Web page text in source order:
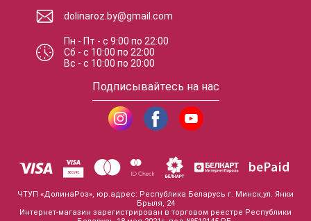
dolinaroz.by@gmail.com
Пн - Пт -с 9:00по 22:00
Сб -с 10:00по 22:00
Вс -с 10:00по 20:00
Подписывайтесь на нас
ЧТУП «ДолинаРоз», юр.адрес: Республика Беларусь г. Минск,ул. Янки
Брыля, 24
Интернет-магазин зарегистрирован в торговом реестре Республики